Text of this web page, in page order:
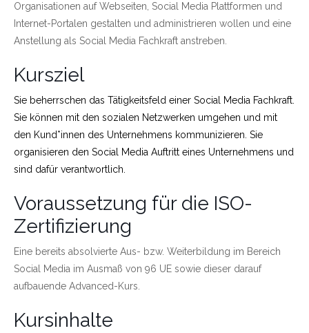
Organisationen auf Webseiten, Social Media Plattformen und
Internet-Portalen gestalten und administrieren wollen und eine
Anstellung als Social Media Fachkraft anstreben.
Kursziel
Sie beherrschen das Tätigkeitsfeld einer Social Media Fachkraft.
Sie können mit den sozialen Netzwerken umgehen und mit
den Kund*innen des Unternehmens kommunizieren. Sie
organisieren den Social Media Auftritt eines Unternehmens und
sind dafür verantwortlich.
Voraussetzung für die ISO-
Zertifizierung
Eine bereits absolvierte Aus- bzw. Weiterbildung im Bereich
Social Media im Ausmaß von 96 UE sowie dieser darauf
aufbauende Advanced-Kurs.
Kursinhalte